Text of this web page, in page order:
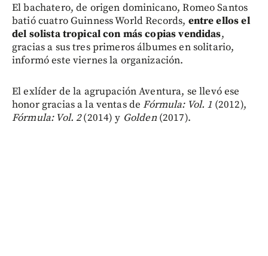
El bachatero, de origen dominicano, Romeo Santos
batió cuatro Guinness World Records, entre ellos el
del solista tropical con más copias vendidas,
gracias a sus tres primeros álbumes en solitario,
informó este viernes la organización.
El exlíder de la agrupación Aventura, se llevó ese
honor gracias a la ventas deFórmula: Vol. 1 (2012),
Fórmula: Vol. 2(2014) y Golden(2017).